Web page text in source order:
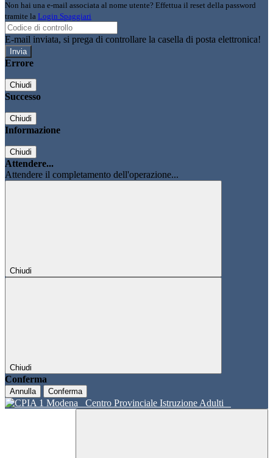
Non hai una e-mail associata al nome utente? Effettua il reset della password
tramite la Login Spaggiari
E-mail inviata, si prega di controllare la casella di posta elettronica!
Errore
Chiudi
Successo
Chiudi
Informazione
Chiudi
Attendere...
Attendere il completamento dell'operazione...
Chiudi
Chiudi
Conferma
Annulla Conferma
Centro Provinciale Istruzione Adulti